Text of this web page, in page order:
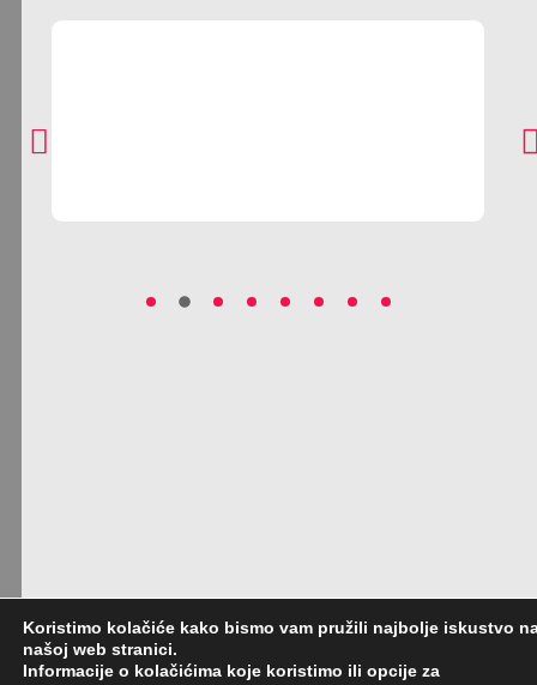
Koristimo kolačiće kako bismo vam pružili najbolje iskustvo
našoj web stranici.
Informacije o kolačićima koje koristimo ili opcije za